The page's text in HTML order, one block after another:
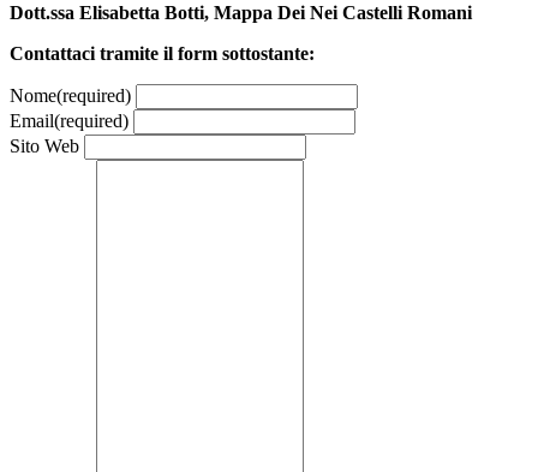
Dott.ssa Elisabetta Botti, Mappa Dei Nei Castelli Romani
Contattaci tramite il form sottostante:
Nome(required)
Email(required)
Sito Web